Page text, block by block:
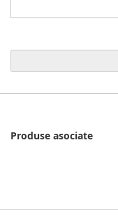
Produse asociate